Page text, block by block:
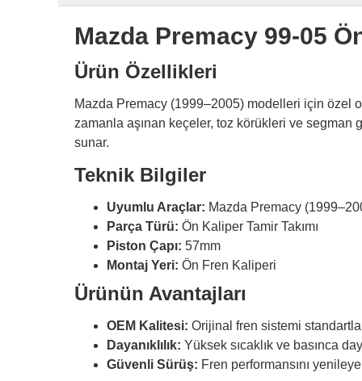
Mazda Premacy 99-05
Ürün Özellikleri
Mazda Premacy (1999–2005) modelleri için özel
zamanla aşınan keçeler, toz körükleri ve segman
sunar.
Teknik Bilgiler
Uyumlu Araçlar: Mazda Premacy
Parça Türü: Ön Kaliper Tamir Takımı
Piston Çapı: 57mm
Montaj Yeri: Ön Fren Kaliperi
Ürünün Avantajları
OEM Kalitesi: Orijinal fren sistemi
Dayanıklılık: Yüksek sıcaklık ve basınca
Güvenli Sürüş: Fren performansını